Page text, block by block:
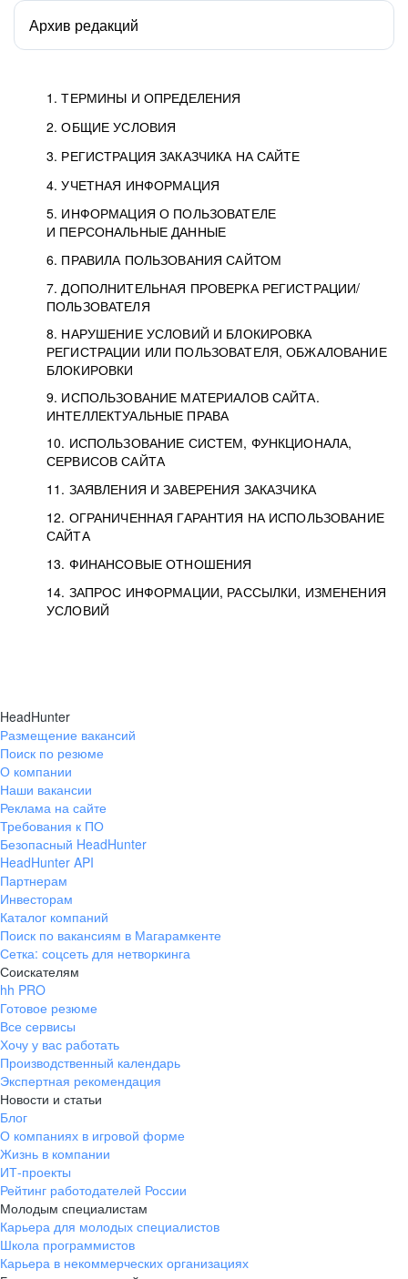
1. ТЕРМИНЫ И ОПРЕДЕЛЕНИЯ
2. ОБЩИЕ УСЛОВИЯ
3. РЕГИСТРАЦИЯ ЗАКАЗЧИКА НА САЙТЕ
4. УЧЕТНАЯ ИНФОРМАЦИЯ
5. ИНФОРМАЦИЯ О ПОЛЬЗОВАТЕЛЕ
И ПЕРСОНАЛЬНЫЕ ДАННЫЕ
6. ПРАВИЛА ПОЛЬЗОВАНИЯ САЙТОМ
7. ДОПОЛНИТЕЛЬНАЯ ПРОВЕРКА РЕГИСТРАЦИИ/
ПОЛЬЗОВАТЕЛЯ
8. НАРУШЕНИЕ УСЛОВИЙ И БЛОКИРОВКА
РЕГИСТРАЦИИ ИЛИ ПОЛЬЗОВАТЕЛЯ, ОБЖАЛОВАНИЕ
БЛОКИРОВКИ
9. ИСПОЛЬЗОВАНИЕ МАТЕРИАЛОВ САЙТА.
ИНТЕЛЛЕКТУАЛЬНЫЕ ПРАВА
10. ИСПОЛЬЗОВАНИЕ СИСТЕМ, ФУНКЦИОНАЛА,
СЕРВИСОВ САЙТА
11. ЗАЯВЛЕНИЯ И ЗАВЕРЕНИЯ ЗАКАЗЧИКА
12. ОГРАНИЧЕННАЯ ГАРАНТИЯ НА ИСПОЛЬЗОВАНИЕ
САЙТА
13. ФИНАНСОВЫЕ ОТНОШЕНИЯ
14. ЗАПРОС ИНФОРМАЦИИ, РАССЫЛКИ, ИЗМЕНЕНИЯ
УСЛОВИЙ
Архив редакций
HeadHunter
Размещение вакансий
Поиск по резюме
О компании
Наши вакансии
Реклама на сайте
Требования к ПО
Безопасный HeadHunter
HeadHunter API
Партнерам
Инвесторам
Каталог компаний
Поиск по вакансиям в Магарамкенте
Сетка: соцсеть для нетворкинга
Соискателям
hh PRO
Готовое резюме
Все сервисы
Хочу у вас работать
Производственный календарь
Экспертная рекомендация
Новости и статьи
Блог
О компаниях в игровой форме
Жизнь в компании
ИТ-проекты
Рейтинг работодателей России
Молодым специалистам
Карьера для молодых специалистов
Школа программистов
Карьера в некоммерческих организациях